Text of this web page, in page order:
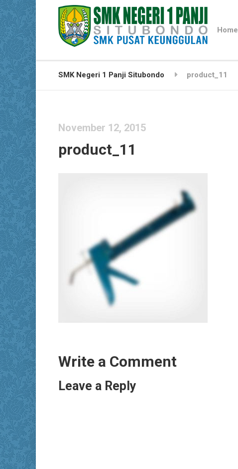
Home
SMK Negeri 1 Panji Situbondo product_11
November 12, 2015
product_11
Write a Comment
Leave a Reply